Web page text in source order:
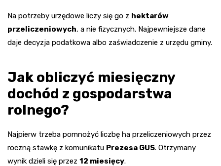
Na potrzeby urzędowe liczy się go z hektarów
przeliczeniowych, a nie fizycznych. Najpewniejsze dane
daje decyzja podatkowa albo zaświadczenie z urzędu gminy.
Jak obliczyć miesięczny
dochód z gospodarstwa
rolnego?
Najpierw trzeba pomnożyć liczbę ha przeliczeniowych przez
roczną stawkę z komunikatu Prezesa GUS. Otrzymany
wynik dzieli się przez 12 miesięcy.